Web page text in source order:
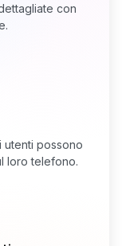
con
utenti possono
loro telefono.